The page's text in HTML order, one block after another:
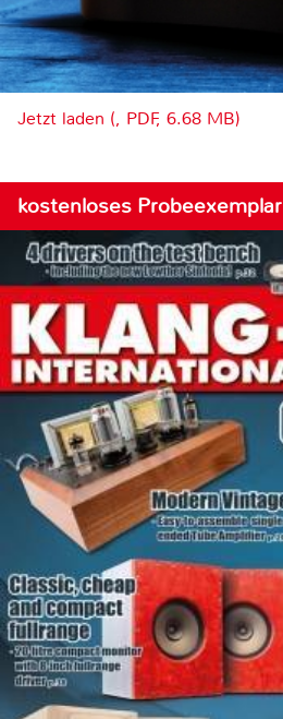
Jetzt laden (, PDF, 6.68 MB)
kostenloses Probeexemplar